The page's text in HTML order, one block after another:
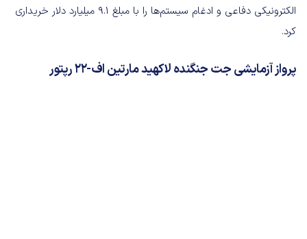
الکترونیکی دفاعی و ادغام سیستم‌ها را با مبلغ ۹.۱ میلیارد دلار خریداری
کرد.
پرواز آزمایشی جت جنگنده لاکهید مارتین اف-۲۲ رپتور